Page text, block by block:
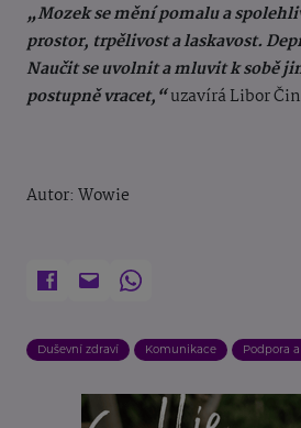
„Mozek se mění pomalu a
prostor, trpělivost a laskavost.
Naučit se uvolnit a mluvit k sobě
postupně vracet,“uzavírá Libor
Autor: Wowie
Duševní zdraví Komunikace Podpora